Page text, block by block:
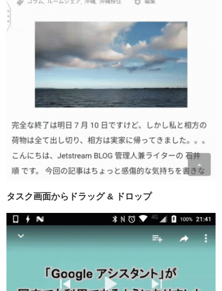
タスク画面からドラッグ & ドロップ